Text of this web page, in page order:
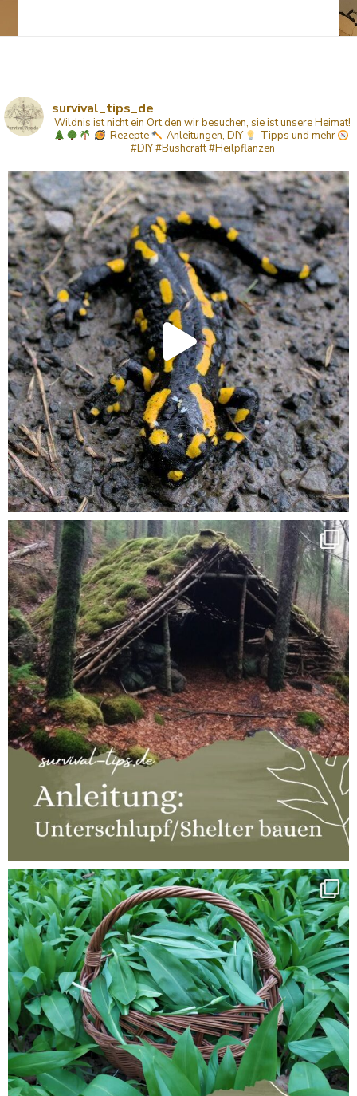
survival_tips_de
Wildnis ist nicht ein Ort den wir besuchen, sie ist unsere Heimat!
Rezepte
Anleitungen, DIY Tipps und mehr
#DIY #Bushcraft #Heilpflanzen